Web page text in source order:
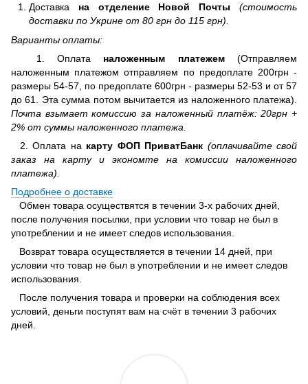
Доставка на отделение Новой Почты
(стоимость
доставки по Укрине от 80 грн до 115 грн).
Варианты оплаты:
1. Оплата наложенным платежем(Отправляем
наложенным платежом отправляем по предоплате 200грн -
размеры 54-57, по предоплате 600грн - размеры 52-53 и от 57
до 61. Эта сумма потом вычитается из наложенного платежа).
Почта взымает комиссию за наложенный платёж: 20грн +
2% от суммы наложенного платежа.
2. Оплата на карту ФОП ПриватБанк (оплачивайте свой
заказ на карту и экономте на комиссии наложенного
платежа).
Подробнее о доставке
Обмен товара осуществятся в течении 3-х рабочих дней,
после получения посылки, при условии что товар не был в
употреблении и не имеет следов использования.
Возврат товара осуществляется в течении 14 дней, при
условии что товар не был в употреблении и не имеет следов
использования.
После получения товара и проверки на соблюдения всех
условий, деньги поступят вам на счёт в течении 3 рабочих
дней.